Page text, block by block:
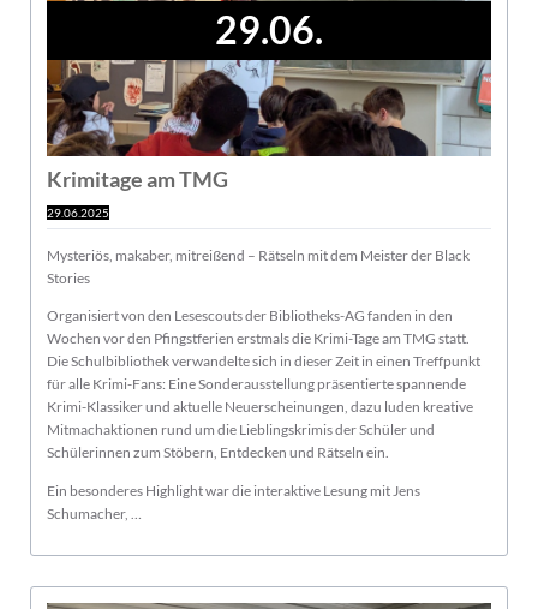
29.06.
Krimitage am TMG
29.06.2025
Mysteriös, makaber, mitreißend – Rätseln mit dem Meister der Black
Stories
Organisiert von den Lesescouts der Bibliotheks-AG fanden in den
Wochen vor den Pfingstferien erstmals die Krimi-Tage am TMG statt.
Die Schulbibliothek verwandelte sich in dieser Zeit in einen Treffpunkt
für alle Krimi-Fans: Eine Sonderausstellung präsentierte spannende
Krimi-Klassiker und aktuelle Neuerscheinungen, dazu luden kreative
Mitmachaktionen rund um die Lieblingskrimis der Schüler und
Schülerinnen zum Stöbern, Entdecken und Rätseln ein.
Ein besonderes Highlight war die interaktive Lesung mit Jens
Schumacher, …